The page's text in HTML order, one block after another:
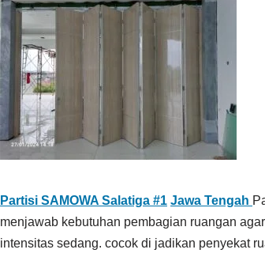
Partisi SAMOWA Salatiga #1 Jawa Tengah
menjawab kebutuhan pembagian ruangan
intensitas sedang. cocok di jadikan penyekat